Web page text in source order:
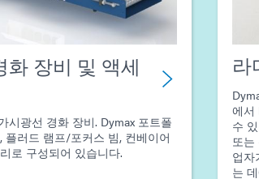
화 장비 및 액세
시광선 경화 장비. Dymax 포트폴
플러드 램프/포커스 빔, 컨베이어
로 구성되어 있습니다.
라
에서
수
또는
업자
는